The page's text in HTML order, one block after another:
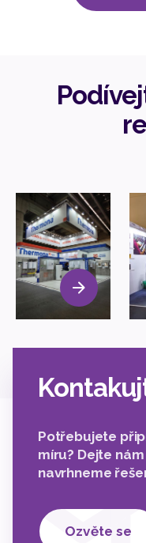
Potřebujete
míru? Dejte
navrhneme
Ozvěte se